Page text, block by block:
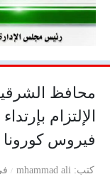
الإلتزام
فيروس
كتب mhammad ali في